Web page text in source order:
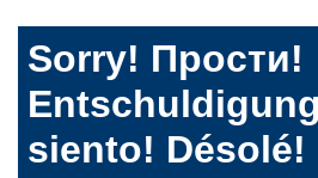
Sorry! Прости!
siento! Désolé!